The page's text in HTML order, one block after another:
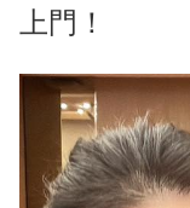
上門！